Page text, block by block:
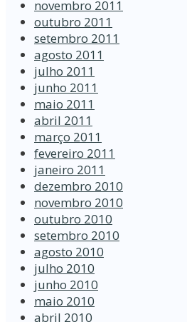
novembro 2011
outubro 2011
setembro 2011
agosto 2011
julho 2011
junho 2011
maio 2011
abril 2011
março 2011
fevereiro 2011
janeiro 2011
dezembro 2010
novembro 2010
outubro 2010
setembro 2010
agosto 2010
julho 2010
junho 2010
maio 2010
abril 2010